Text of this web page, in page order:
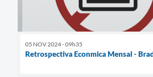
05 NOV 2024 - 09h35
Retrospectiva Econmica Mensal -